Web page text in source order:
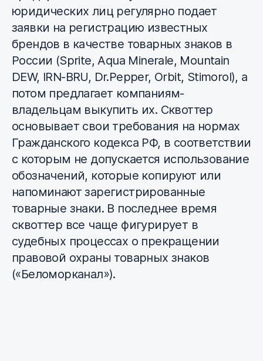
юридических лиц регулярно подает
заявки на регистрацию известных
брендов в качестве товарных знаков в
России (Sprite, Aqua Minerale, Mountain
DEW, IRN-BRU, Dr.Pepper, Orbit, Stimorol), а
потом предлагает компаниям-
владельцам выкупить их. Сквоттер
основывает свои требования на нормах
Гражданского кодекса РФ, в соответствии
с которым не допускается использование
обозначений, которые копируют или
напоминают зарегистрированные
товарные знаки. В последнее время
сквоттер все чаще фигурирует в
судебных процессах о прекращении
правовой охраны товарных знаков
(«Беломорканал»).